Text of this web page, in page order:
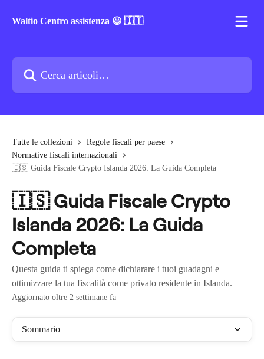
Waltio Centro assistenza 😃 🇮🇹
Cerca articoli…
Tutte le collezioni
Regole fiscali per paese
Normative fiscali internazionali
🇮🇸 Guida Fiscale Crypto Islanda 2026: La Guida Completa
🇮🇸 Guida Fiscale Crypto
Islanda 2026: La Guida
Completa
Questa guida ti spiega come dichiarare i tuoi guadagni e
ottimizzare la tua fiscalità come privato residente in Islanda.
Aggiornato oltre 2 settimane fa
Sommario